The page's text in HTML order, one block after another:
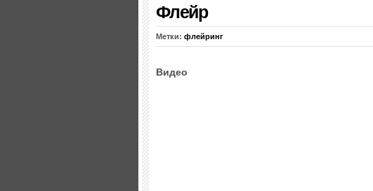
Флейр
Метки: флейринг
Видео